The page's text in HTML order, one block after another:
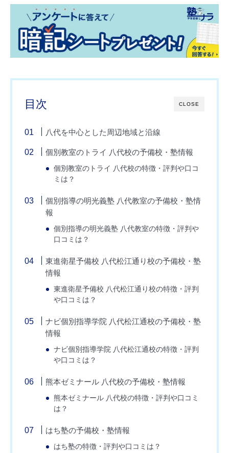
CLOSE
目次
八代を中心とした周辺地域と沿線
個別教室のトライ 八代校の予備校・塾情報
個別教室のトライ 八代校の特徴・評判や口コ
ミは？
個別指導の明光義塾 八代教室の予備校・塾情
報
個別指導の明光義塾 八代教室の特徴・評判や
口コミは？
東進衛星予備校 八代松江通り校の予備校・塾
情報
東進衛星予備校 八代松江通り校の特徴・評判
や口コミは？
ナビ個別指導学院 八代松江通校の予備校・塾
情報
ナビ個別指導学院 八代松江通校の特徴・評判
や口コミは？
熊本ゼミナール 八代校の予備校・塾情報
熊本ゼミナール 八代校の特徴・評判や口コミ
は？
はち塾の予備校・塾情報
はち塾の特徴・評判や口コミは？